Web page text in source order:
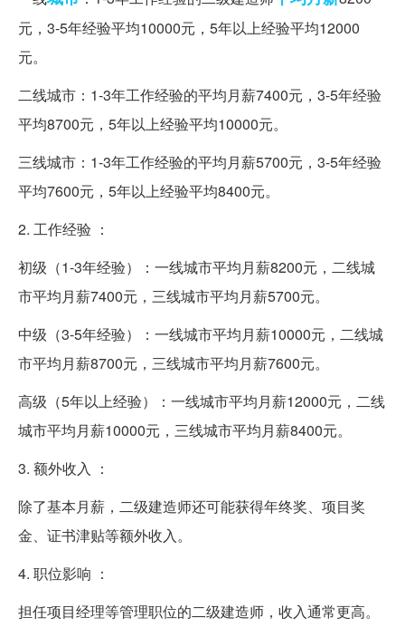
元，3-5年经验平均10000元，5年以上经验平均12000
元。
二线城市：1-3年工作经验的平均月薪7400元，3-5年经验
平均8700元，5年以上经验平均10000元。
三线城市：1-3年工作经验的平均月薪5700元，3-5年经验
平均7600元，5年以上经验平均8400元。
2. 工作经验 ：
初级（1-3年经验）：一线城市平均月薪8200元，二线城
市平均月薪7400元，三线城市平均月薪5700元。
中级（3-5年经验）：一线城市平均月薪10000元，二线城
市平均月薪8700元，三线城市平均月薪7600元。
高级（5年以上经验）：一线城市平均月薪12000元，二线
城市平均月薪10000元，三线城市平均月薪8400元。
3. 额外收入 ：
除了基本月薪，二级建造师还可能获得年终奖、项目奖
金、证书津贴等额外收入。
4. 职位影响 ：
担任项目经理等管理职位的二级建造师，收入通常更高。